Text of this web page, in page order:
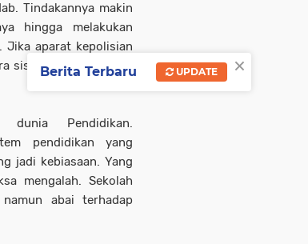
Tindakannya makin
hingga melakukan
Jika aparat kepolisian
siswa dan mencegah
Pendidikan.
pendidikan yang
jadi kebiasaan. Yang
mengalah. Sekolah
abai terhadap
×
Berita Terbaru UPDATE